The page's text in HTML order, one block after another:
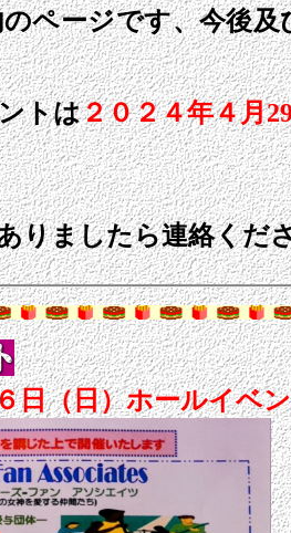
ページです、今後及
トは２０２４年４月
りましたら連絡くだ
日（日）ホールイベ